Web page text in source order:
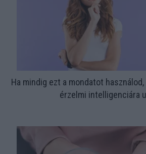
Ha mindig ezt a mondatot
érzelmi intelligenciára